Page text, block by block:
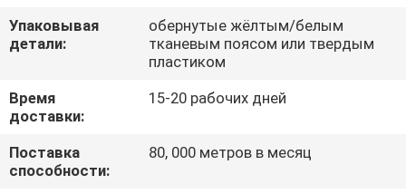
ПРОВЕРКА
СВЯЖИТЕСЬ
МЫ
Упаковывая
детали:
обернутые жёлтым/белым
тканевым поясом или твердым
пластиком
Время
доставки:
15-20 рабочих дней
Поставка
способности:
80, 000 метров в месяц